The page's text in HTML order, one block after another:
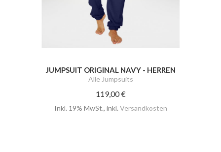
JUMPSUIT ORIGINAL NAVY - HERREN
Alle Jumpsuits
119,00 €
Inkl. 19% MwSt., inkl. Versandkosten